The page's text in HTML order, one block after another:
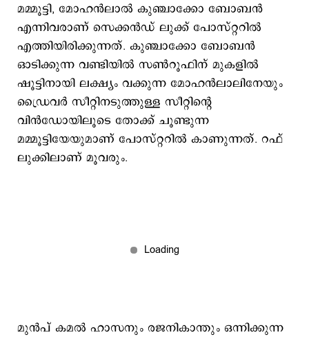
മമ്മൂട്ടി, മോഹന്‍ലാല്‍ കുഞ്ചാക്കോ ബോബന്‍
എന്നിവരാണ് സെക്കന്‍ഡ് ലുക്ക് പോസ്റ്ററില്‍
എത്തിയിരിക്കുന്നത്. കുഞ്ചാക്കോ ബോബന്‍
ഓടിക്കുന്ന വണ്ടിയില്‍ സണ്‍റൂഫിന് മുകളില്‍
ഷൂട്ടിനായി ലക്ഷ്യം വക്കുന്ന മോഹന്‍ലാലിനേയും
ഡ്രൈവര്‍ സീറ്റിനടുത്തുള്ള സീറ്റിന്‍റെ
വിന്‍ഡോയിലൂടെ തോക്ക് ചൂണ്ടുന്ന
മമ്മൂട്ടിയേയുമാണ് പോസ്റ്ററില്‍ കാണുന്നത്. റഫ്
ലുക്കിലാണ് മൂവരും.
മുന്‍പ് കമല്‍ ഹാസനും രജനികാന്തും ഒന്നിക്കുന്ന